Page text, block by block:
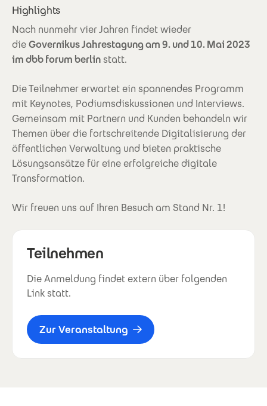
Highlights
Nach nunmehr vier Jahren findet wieder
dieGovernikus Jahrestagung am 9. und 10. Mai 2023
im dbb forum berlin statt.
Die Teilnehmer erwartet ein spannendes Programm
mit Keynotes, Podiumsdiskussionen und Interviews.
Gemeinsam mit Partnern und Kunden behandeln wir
Themen über die fortschreitende Digitalisierung der
öffentlichen Verwaltung und bieten praktische
Lösungsansätze für eine erfolgreiche digitale
Transformation.
Wir freuen uns auf Ihren Besuch am Stand Nr. 1!
Teilnehmen
Die Anmeldung findet extern über folgenden
Link statt.
Zur Veranstaltung